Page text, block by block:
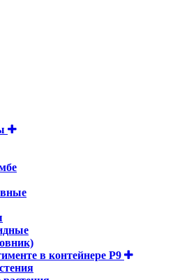
в контейнере P9